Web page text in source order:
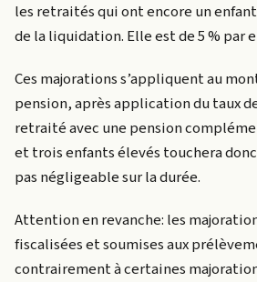
les retraités qui ont encore un
de la liquidation. Elle est de 5 % par
Ces majorations s’appliquent au
pension, après application du taux
retraité avec une pension
et trois enfants élevés touchera donc
pas négligeable sur la durée.
Attention en revanche: les
fiscalisées et soumises aux
contrairement à certaines